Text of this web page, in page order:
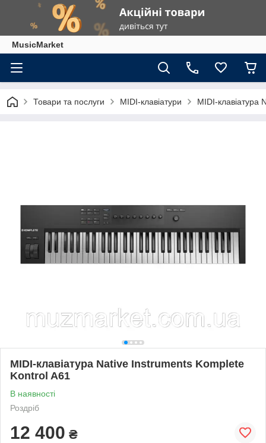
MusicMarket
Товари та послуги MIDI-клавіатури MIDI-
MIDI-клавіатура Native Instruments Komplete
Kontrol A61
В наявності
Роздріб
12 400 ₴